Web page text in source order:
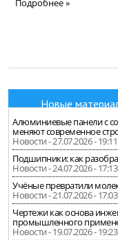
Подробнее »
Новые
Алюминиевые панели с
меняют современное
Новости - 27.07.2026 - 19:11
Подшипники: как
Новости - 24.07.2026 - 17:13
Учёные превратили
Новости - 21.07.2026 - 17:03
Чертежи как основа
промышленного
Новости - 19.07.2026 - 19:23